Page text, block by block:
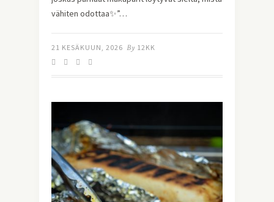
vähiten odottaa✨”…
21 KESÄKUUN, 2026 By 12KK